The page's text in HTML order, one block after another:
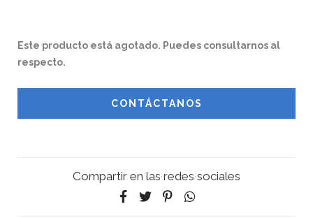
Este producto está agotado. Puedes consultarnos al
respecto.
CONTÁCTANOS
Compartir en las redes sociales